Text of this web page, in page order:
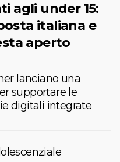
agli under 15:
italiana e
aperto
lanciano una
supportare le
digitali integrate